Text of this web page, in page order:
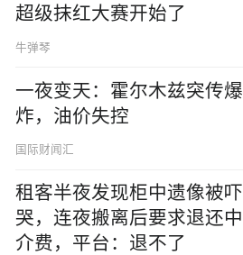
超级抹红大赛开始了
牛弹琴
一夜变天：霍尔木兹突传爆
炸，油价失控
国际财闻汇
租客半夜发现柜中遗像被吓
哭，连夜搬离后要求退还中
介费，平台：退不了